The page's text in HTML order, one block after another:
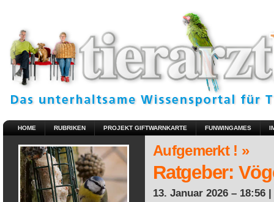
HOME RUBRIKEN PROJEKT GIFTWARNKARTE FUNWINGAMES
Aufgemerkt ! »
Ratgeber:
13. Januar 2026 – 18:56 |